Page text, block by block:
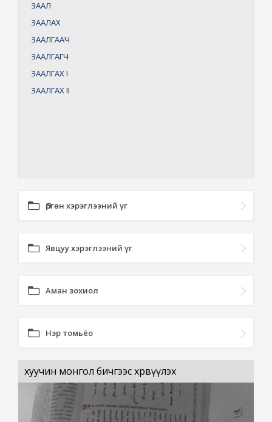
ЗААЛ
ЗААЛАХ
ЗААЛГААЧ
ЗААЛГАГЧ
ЗААЛГАХI
ЗААЛГАХII
Өргөн хэрэглээний үг
Явцуу хэрэглээний үг
Аман зохиол
Нэр томьёо
хуучин монгол бичгээс хөрвүүлэх